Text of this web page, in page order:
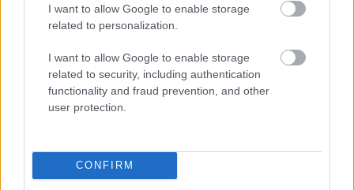
I want to allow Google to enable storage
related to personalization.
I want to allow Google to enable storage
related to security, including authentication
functionality and fraud prevention, and other
user protection.
CONFIRM
Τζακ Γουάιτχολ: Ταξίδια με τον
With My Father)